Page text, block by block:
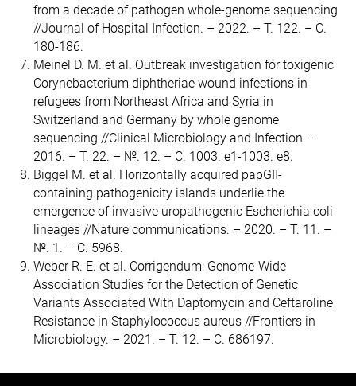
from a decade of pathogen whole-genome sequencing
//Journal of Hospital Infection. – 2022. – Т. 122. – С.
180-186.
Meinel D. M. et al. Outbreak investigation for toxigenic
Corynebacterium diphtheriae wound infections in
refugees from Northeast Africa and Syria in
Switzerland and Germany by whole genome
sequencing //Clinical Microbiology and Infection. –
2016. – Т. 22. – №. 12. – С. 1003. e1-1003. e8.
Biggel M. et al. Horizontally acquired papGII-
containing pathogenicity islands underlie the
emergence of invasive uropathogenic Escherichia coli
lineages //Nature communications. – 2020. – Т. 11. –
№. 1. – С. 5968.
Weber R. E. et al. Corrigendum: Genome-Wide
Association Studies for the Detection of Genetic
Variants Associated With Daptomycin and Ceftaroline
Resistance in Staphylococcus aureus //Frontiers in
Microbiology. – 2021. – Т. 12. – С. 686197.